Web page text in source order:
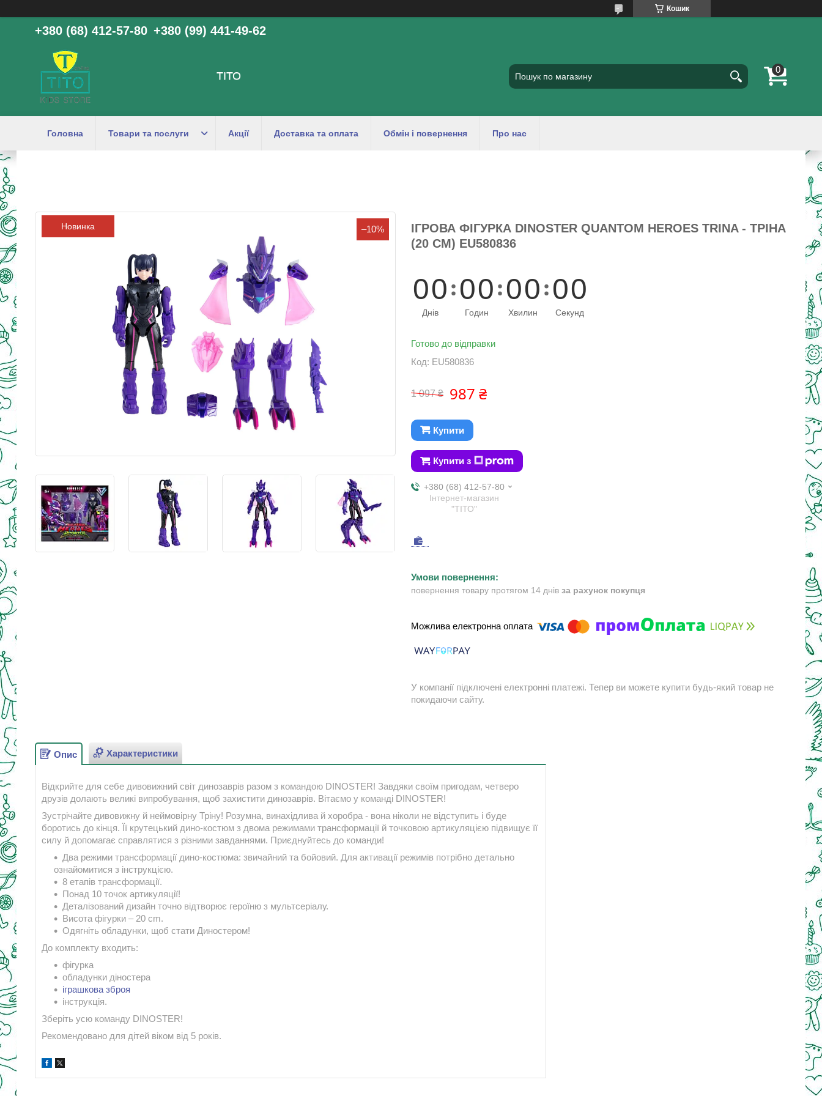
Кошик
+380 (68) 412-57-80 +380 (99) 441-49-62
ТІТО
Головна Товари та послуги Акції Доставка та оплата Обмін і повернення Про нас
Новинка –10%
ІГРОВА ФІГУРКА DINOSTER QUANTOM HEROES TRINA - ТРІНА
(20 CM) EU580836
00
Днів
00
Годин
00
Хвилин
00
Секунд
Готово до відправки
Код: EU580836
1 097 ₴ 987 ₴
Купити
Купити з
+380 (68) 412-57-80
Інтернет-магазин
"ТІТО"
повернення товару протягом 14 днів за рахунок покупця
У компанії підключені електронні платежі. Тепер ви можете купити будь-який товар не
покидаючи сайту.
Опис Характеристики
Відкрийте для себе дивовижний світ динозаврів разом з командою DINOSTER! Завдяки своїм пригодам, четверо
друзів долають великі випробування, щоб захистити динозаврів. Вітаємо у команді DINOSTER!
Зустрічайте дивовижну й неймовірну Тріну! Розумна, винахідлива й хоробра - вона ніколи не відступить і буде
боротись до кінця. Її крутецький дино-костюм з двома режимами трансформації й точковою артикуляцією підвищує її
силу й допомагає справлятися з різними завданнями. Приєднуйтесь до команди!
Два режими трансформації дино-костюма: звичайний та бойовий. Для активації режимів потрібно детально
ознайомитися з інструкцією.
8 етапів трансформації.
Понад 10 точок артикуляції!
Деталізований дизайн точно відтворює героїню з мультсеріалу.
Висота фігурки – 20 cm.
Одягніть обладунки, щоб стати Диностером!
До комплекту входить:
фігурка
обладунки діностера
іграшкова зброя
інструкція.
Зберіть усю команду DINOSTER!
Рекомендовано для дітей віком від 5 років.